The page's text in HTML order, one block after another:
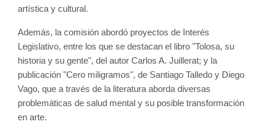
artística y cultural.
Además, la comisión abordó proyectos de Interés
Legislativo, entre los que se destacan el libro "Tolosa, su
historia y su gente", del autor Carlos A. Juillerat; y la
publicación "Cero miligramos", de Santiago Talledo y Diego
Vago, que a través de la literatura aborda diversas
problemáticas de salud mental y su posible transformación
en arte.